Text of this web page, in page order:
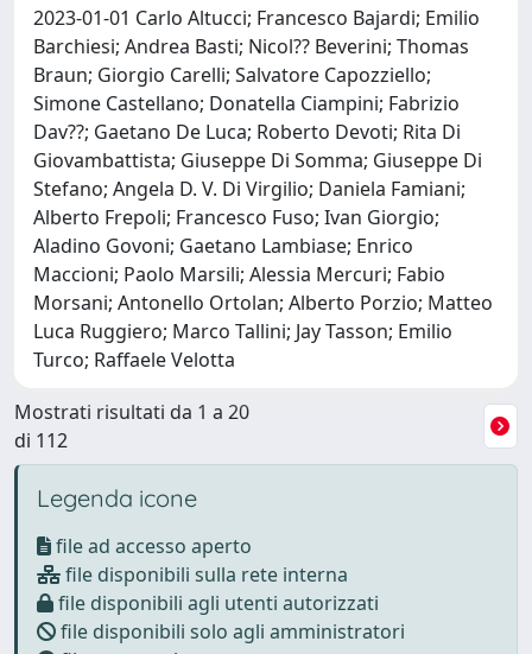
2023-01-01 Carlo Altucci; Francesco Bajardi; Emilio
Barchiesi; Andrea Basti; Nicol?? Beverini; Thomas
Braun; Giorgio Carelli; Salvatore Capozziello;
Simone Castellano; Donatella Ciampini; Fabrizio
Dav??; Gaetano De Luca; Roberto Devoti; Rita Di
Giovambattista; Giuseppe Di Somma; Giuseppe Di
Stefano; Angela D. V. Di Virgilio; Daniela Famiani;
Alberto Frepoli; Francesco Fuso; Ivan Giorgio;
Aladino Govoni; Gaetano Lambiase; Enrico
Maccioni; Paolo Marsili; Alessia Mercuri; Fabio
Morsani; Antonello Ortolan; Alberto Porzio; Matteo
Luca Ruggiero; Marco Tallini; Jay Tasson; Emilio
Turco; Raffaele Velotta
Mostrati risultati da 1 a 20
di 112
Legenda icone
file ad accesso aperto
file disponibili sulla rete interna
file disponibili agli utenti autorizzati
file disponibili solo agli amministratori